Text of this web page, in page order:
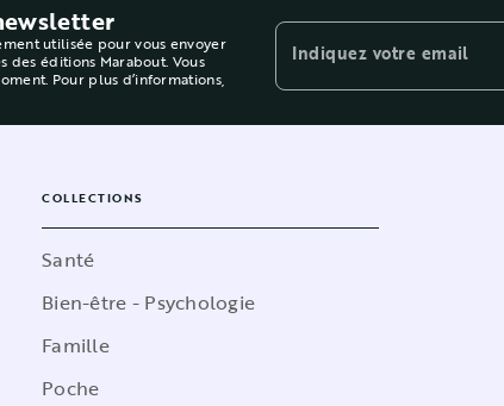
utilisée pour vous envoyer
des éditions Marabout. Vous
Pour plus d’informations,
Indiquez votre email
COLLECTIONS
Santé
Bien-être - Psychologie
Famille
Poche